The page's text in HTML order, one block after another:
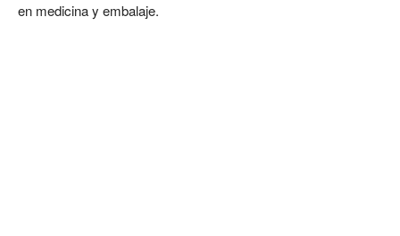
en medicina y embalaje.